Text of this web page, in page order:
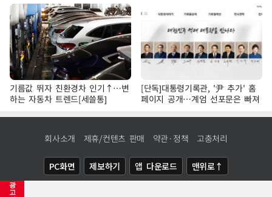
광
고
기름값 뛰자 친환경차 인기↑…변
하는 자동차 트렌드[세쓸통]
[단독]대통령기록관, '尹 추가' 홈
페이지 공개…계엄 선포문은 빠져
회사소개 제휴/컨텐츠 판매 약관·정책 고충처리
PC화면 제보하기 앱 다운로드 맨위로↑